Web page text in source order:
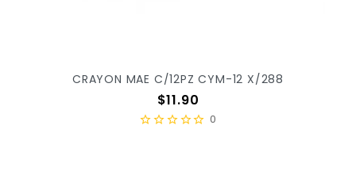
CRAYON MAE C/12PZ CYM-12 X/288
Precio
$11.90
0